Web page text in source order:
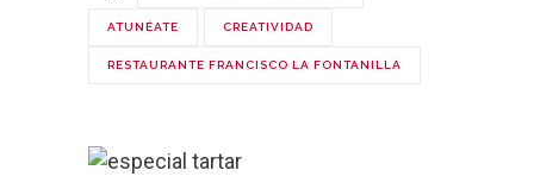
ATUNÉATE CREATIVIDAD
RESTAURANTE FRANCISCO LA FONTANILLA